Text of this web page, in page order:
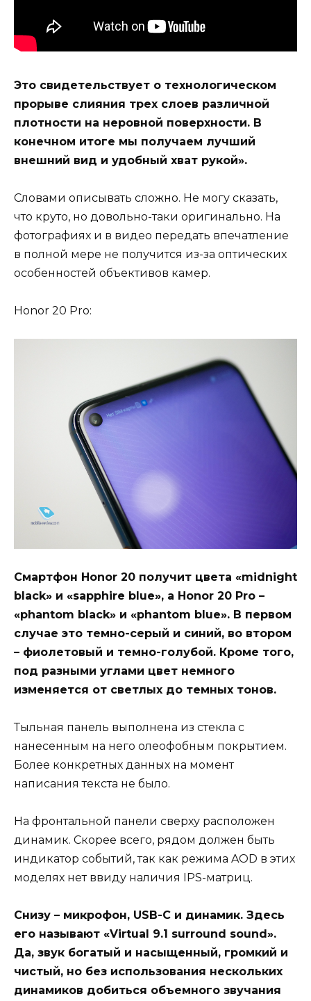
Это свидетельствует о технологическом
прорыве слияния трех слоев различной
плотности на неровной поверхности. В
конечном итоге мы получаем лучший
внешний вид и удобный хват рукой».
Словами описывать сложно. Не могу сказать,
что круто, но довольно-таки оригинально. На
фотографиях и в видео передать впечатление
в полной мере не получится из-за оптических
особенностей объективов камер.
Honor 20 Pro:
Смартфон Honor 20 получит цвета «midnight
black» и «sapphire blue», а Honor 20 Pro –
«phantom black» и «phantom blue». В первом
случае это темно-серый и синий, во втором
– фиолетовый и темно-голубой. Кроме того,
под разными углами цвет немного
изменяется от светлых до темных тонов.
Тыльная панель выполнена из стекла с
нанесенным на него олеофобным покрытием.
Более конкретных данных на момент
написания текста не было.
На фронтальной панели сверху расположен
динамик. Скорее всего, рядом должен быть
индикатор событий, так как режима AOD в этих
моделях нет ввиду наличия IPS-матриц.
Снизу – микрофон, USB-C и динамик. Здесь
его называют «Virtual 9.1 surround sound».
Да, звук богатый и насыщенный, громкий и
чистый, но без использования нескольких
динамиков добиться объемного звучания